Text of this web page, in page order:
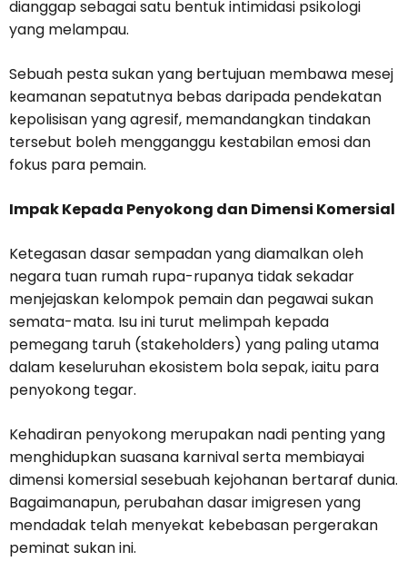
dianggap sebagai satu bentuk intimidasi psikologi
yang melampau.
Sebuah pesta sukan yang bertujuan membawa mesej
keamanan sepatutnya bebas daripada pendekatan
kepolisisan yang agresif, memandangkan tindakan
tersebut boleh mengganggu kestabilan emosi dan
fokus para pemain.
Impak Kepada Penyokong dan Dimensi Komersial
Ketegasan dasar sempadan yang diamalkan oleh
negara tuan rumah rupa-rupanya tidak sekadar
menjejaskan kelompok pemain dan pegawai sukan
semata-mata. Isu ini turut melimpah kepada
pemegang taruh (stakeholders) yang paling utama
dalam keseluruhan ekosistem bola sepak, iaitu para
penyokong tegar.
Kehadiran penyokong merupakan nadi penting yang
menghidupkan suasana karnival serta membiayai
dimensi komersial sesebuah kejohanan bertaraf dunia.
Bagaimanapun, perubahan dasar imigresen yang
mendadak telah menyekat kebebasan pergerakan
peminat sukan ini.